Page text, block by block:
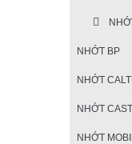
NHỚT BP
NHỚT
NHỚT
NHỚT